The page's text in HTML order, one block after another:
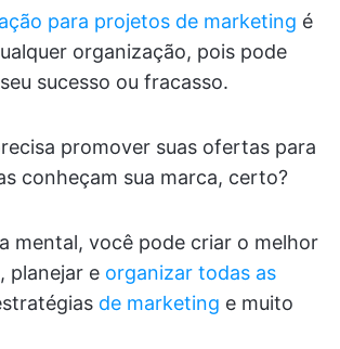
para projetos de marketing é
organização, pois pode
sucesso ou fracasso.
promover suas ofertas para
conheçam sua marca, certo?
mental, você pode criar o melhor
planejar e organizar todas as
de marketing e muito